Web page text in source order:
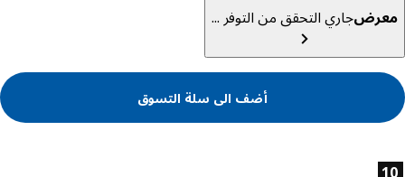
جاري التحقق من التوفر ...
أضف الى سلة التسوق
المنتج